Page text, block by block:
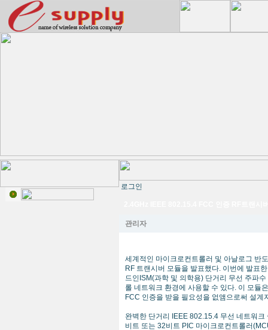
로그인
관리자
세계적인 마이크로컨트롤러 및 아날로그 반
RF 트랜시버 모듈을 발표했다. 이번에 발표
드인ISM(과학 및 의학용) 단거리 무선 주파
롤 네트워크 환경에 사용할 수 있다. 이 모듈
FCC 인증을 받을 필요성을 없앰으로써 설
완벽한 단거리 IEEE 802.15.4 무선 네트워
비트 또는 32비트 PIC 마이크로컨트롤러